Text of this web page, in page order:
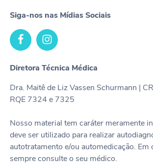
Siga-nos nas Mídias Sociais
Diretora Técnica Médica
Dra. Maitê de Liz Vassen Schurmann |
RQE 7324 e 7325
Nosso material tem caráter meramente
deve ser utilizado para realizar
autotratamento e/ou automedicação. Em
sempre consulte o seu médico.